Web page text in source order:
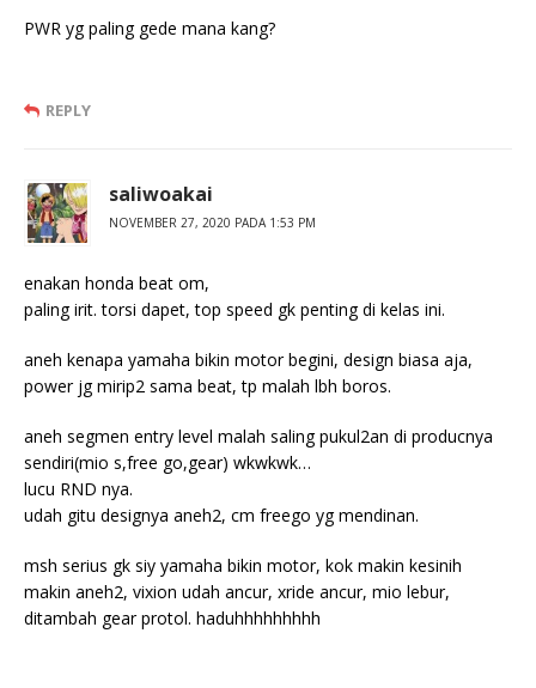
PWR yg paling gede mana kang?
REPLY
saliwoakai
NOVEMBER 27, 2020 PADA 1:53 PM
enakan honda beat om,
paling irit. torsi dapet, top speed gk penting di kelas ini.
aneh kenapa yamaha bikin motor begini, design biasa aja,
power jg mirip2 sama beat, tp malah lbh boros.
aneh segmen entry level malah saling pukul2an di producnya
sendiri(mio s,free go,gear) wkwkwk…
lucu RND nya.
udah gitu designya aneh2, cm freego yg mendinan.
msh serius gk siy yamaha bikin motor, kok makin kesinih
makin aneh2, vixion udah ancur, xride ancur, mio lebur,
ditambah gear protol. haduhhhhhhhhh